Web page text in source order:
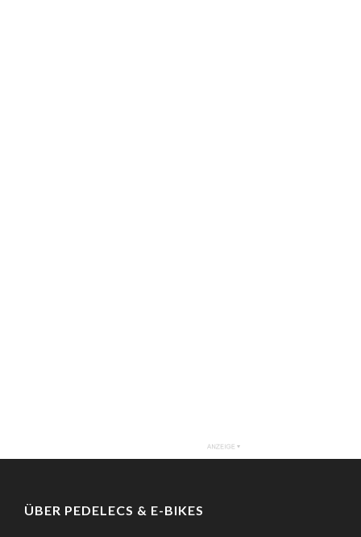
ÜBER PEDELECS & E-BIKES